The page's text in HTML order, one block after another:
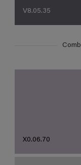
V8.05.35
X0.06.70